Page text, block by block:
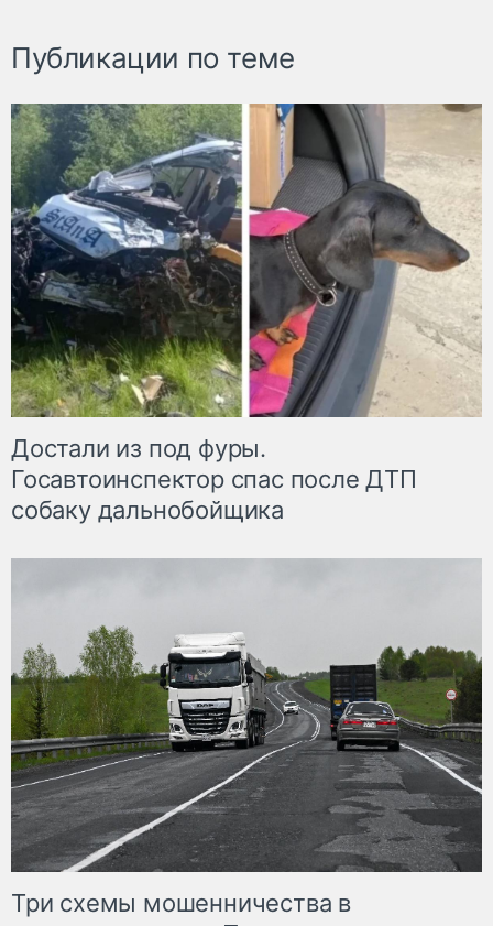
Публикации по теме
Достали из под фуры.
Госавтоинспектор спас после ДТП
собаку дальнобойщика
Три схемы мошенничества в